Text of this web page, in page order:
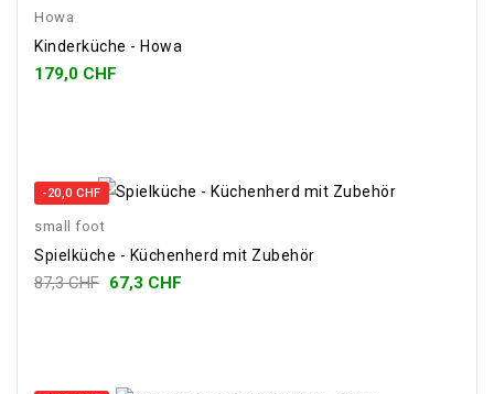
Howa
Kinderküche - Howa
179,0 CHF
-20,0 CHF
small foot
Spielküche - Küchenherd mit Zubehör
87,3 CHF 67,3 CHF